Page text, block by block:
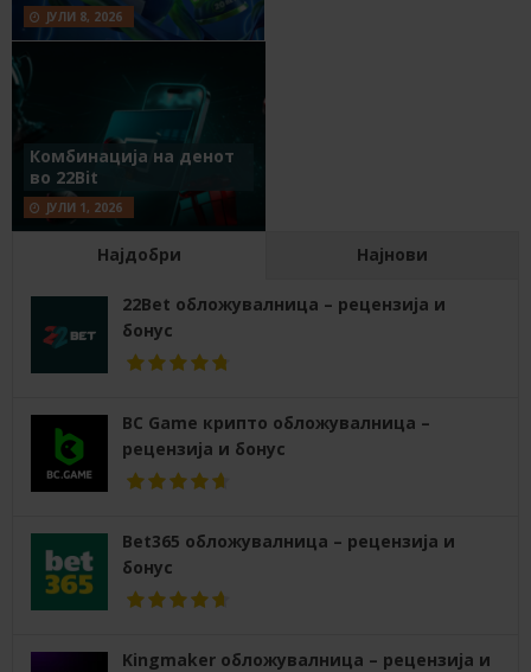
ЈУЛИ 8, 2026
Комбинација на денот
во 22Bit
ЈУЛИ 1, 2026
Најдобри Најнови
22Bet обложувалница – рецензија и
бонус
BC Game крипто обложувалница –
рецензија и бонус
Bet365 обложувалница – рецензија и
бонус
Kingmaker обложувалница – рецензија и